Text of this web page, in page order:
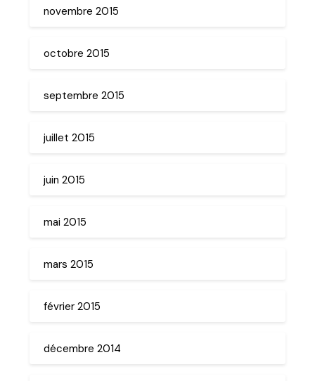
novembre 2015
octobre 2015
septembre 2015
juillet 2015
juin 2015
mai 2015
mars 2015
février 2015
décembre 2014